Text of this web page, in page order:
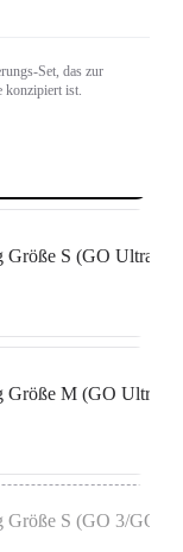
Set, das zur
konzipiert ist.
S (GO Ultra)
Größe M (GO Ultra)
S (GO 3/GO